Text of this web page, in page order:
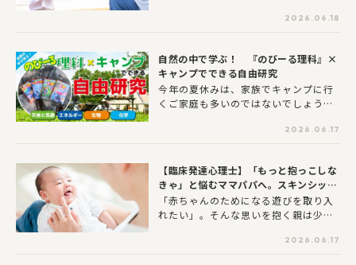
は少し様子が変わってきています。エ
アコンの使用で汗をかきにくい時間が
外線や暑さにさらされるなど、生活環
境での変化が著しくなっています。近
年の過酷な気温変化のなかで、子ども
の肌にもさまざまな負担がかかってい
での子どもは、かゆみを我慢すること
がちです。その結果、軽いトラブルだ
ったはずが「とびひ」などの感染症に
進んでしまうことも少なくありませ
ん。「この程度でも受診した方がいい
の？」「市販薬で様子を見て大丈
夫？」と迷う保護者も多いのではない
2026.06.18
自然の中で学ぶ！ 『のびーる理科』×
キャンプでできる自由研究
今年の夏休みは、家族でキャンプに行
くご家庭も多いのではないでしょう
ぜ？」「どうして？」を刺激するヒン
トがたくさんあります。角川まんが学
体と気象」「エネルギー」「生物」
「化学」の4つのテーマで、身近な不思
議を楽しく解説してくれる、理科がも
っと好きになるシリーズ。今回は、キ
組み合わせてできる、自由研究にぴっ
2026.06.17
【臨床発達心理士】「もっと抱っこしな
きゃ」と悩むママパパへ。スキンシップ
は“量より質”
「赤ちゃんのためになる遊びを取り入
れたい」。そんな思いを抱く親は少な
わが子が喜んでくれるうえに、成長を
後押しすることができたら、こんなに
2026.06.17